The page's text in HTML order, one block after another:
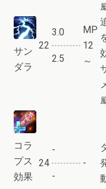
サン
ダラ
22
3.0
2.5
MP
12
～
コラ
プス
効果
24
-
-
-